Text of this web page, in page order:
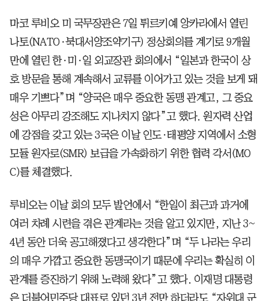
마코 루비오 미 국무장관은 7일 튀르키예 앙카라에서 열린
나토(NATO·북대서양조약기구) 정상회의를 계기로 9개월
만에 열린 한·미·일 외교장관 회의에서 “일본과 한국이 상
호 방문을 통해 계속해서 교류를 이어가고 있는 것을 보게 돼
매우 기쁘다”며 “양국은 매우 중요한 동맹 관계고, 그 중요
성은 아무리 강조해도 지나치지 않다”고 했다. 원자력 산업
에 강점을 갖고 있는 3국은 이날 인도·태평양 지역에서 소형
모듈 원자로(SMR) 보급을 가속화하기 위한 협력 각서(MO
C)를 체결했다.
루비오는 이날 회의 모두 발언에서 “한일이 최근과 과거에
여러 차례 시련을 겪은 관계라는 것을 알고 있지만, 지난 3~
4년 동안 더욱 공고해졌다고 생각한다”며 “두 나라는 우리
의 매우 가깝고 중요한 동맹국이기 때문에 우리는 확실히 이
관계를 증진하기 위해 노력해 왔다”고 했다. 이재명 대통령
은 더불어민주당 대표로 있던 3년 전만 하더라도 “자위대 군